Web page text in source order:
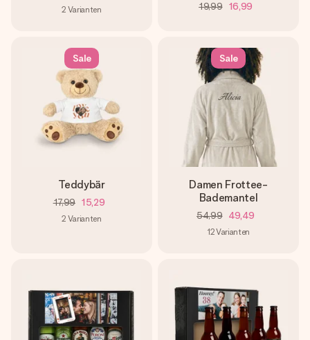
2 Varianten 19,99 16,99
Sale
Teddybär
17,99 15,29
2 Varianten
Sale
Damen Frottee-
Bademantel
54,99 49,49
12Varianten